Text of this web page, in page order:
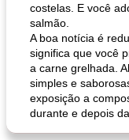
costelas. E você
salmão.
A boa notícia é
significa que você
a carne grelhada.
simples e
exposição a
durante e depois